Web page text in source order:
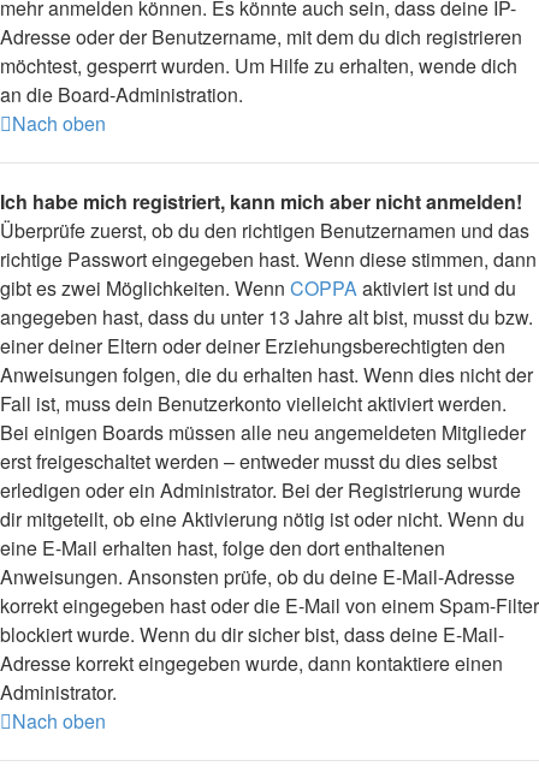
mehr anmelden können. Es könnte auch sein, dass deine IP-
Adresse oder der Benutzername, mit dem du dich registrieren
möchtest, gesperrt wurden. Um Hilfe zu erhalten, wende dich
an die Board-Administration.
Nach oben
Ich habe mich registriert, kann mich aber nicht anmelden!
Überprüfe zuerst, ob du den richtigen Benutzernamen und das
richtige Passwort eingegeben hast. Wenn diese stimmen, dann
gibt es zwei Möglichkeiten. Wenn COPPAaktiviert ist und du
angegeben hast, dass du unter 13 Jahre alt bist, musst du bzw.
einer deiner Eltern oder deiner Erziehungsberechtigten den
Anweisungen folgen, die du erhalten hast. Wenn dies nicht der
Fall ist, muss dein Benutzerkonto vielleicht aktiviert werden.
Bei einigen Boards müssen alle neu angemeldeten Mitglieder
erst freigeschaltet werden – entweder musst du dies selbst
erledigen oder ein Administrator. Bei der Registrierung wurde
dir mitgeteilt, ob eine Aktivierung nötig ist oder nicht. Wenn du
eine E-Mail erhalten hast, folge den dort enthaltenen
Anweisungen. Ansonsten prüfe, ob du deine E-Mail-Adresse
korrekt eingegeben hast oder die E-Mail von einem Spam-Filter
blockiert wurde. Wenn du dir sicher bist, dass deine E-Mail-
Adresse korrekt eingegeben wurde, dann kontaktiere einen
Administrator.
Nach oben